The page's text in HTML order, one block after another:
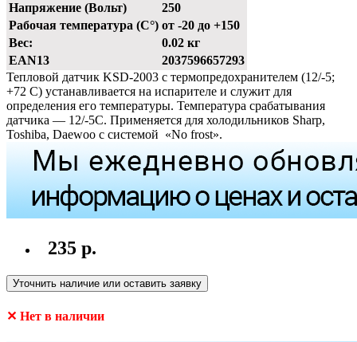
Напряжение (Вольт)
250
Рабочая температура (С°) от -20 до +150
Вес:
0.02 кг
EAN13
2037596657293
Тепловой датчик KSD-2003 c термопредохранителем (12/-5;
+72 С) устанавливается на испарителе и служит для
определения его температуры. Температура срабатывания
датчика — 12/-5С. Применяется для холодильников Sharp,
Toshiba, Daewoo с системой «No frost».
235 р.
Уточнить наличие или оставить заявку
✕ Нет в наличии